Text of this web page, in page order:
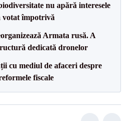
nu apără interesele
votat împotrivă
Armata rusă. A
dedicată dronelor
cu mediul de afaceri despre
fiscale